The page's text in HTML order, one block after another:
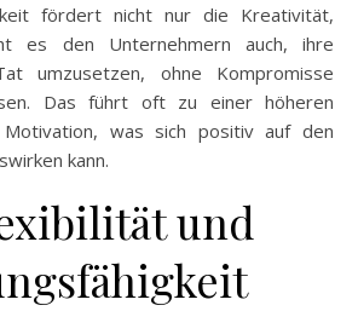
fördert nicht nur die Kreativität,
es den Unternehmern auch, ihre
umzusetzen, ohne Kompromisse
Das führt oft zu einer höheren
Motivation, was sich positiv auf den
kann.
und